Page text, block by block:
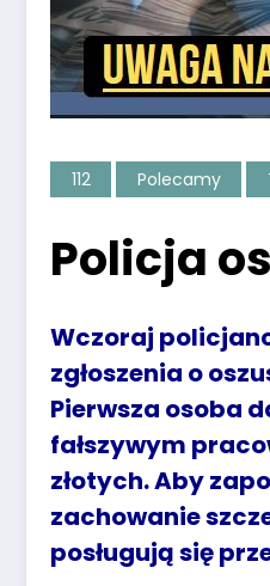
112 Polecamy
Policja
Wczoraj
zgłoszenia o
Pierwsza osoba
fałszywym
złotych. Aby
zachowanie
posługują się